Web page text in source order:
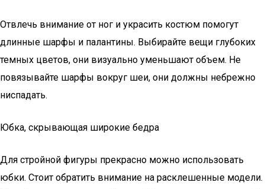
Отвлечь внимание от ног и украсить костюм помогут
длинные шарфы и палантины. Выбирайте вещи глубоких
темных цветов, они визуально уменьшают объем. Не
повязывайте шарфы вокруг шеи, они должны небрежно
ниспадать.
Юбка, скрывающая широкие бедра
Для стройной фигуры прекрасно можно использовать
юбки. Стоит обратить внимание на расклешенные модели.